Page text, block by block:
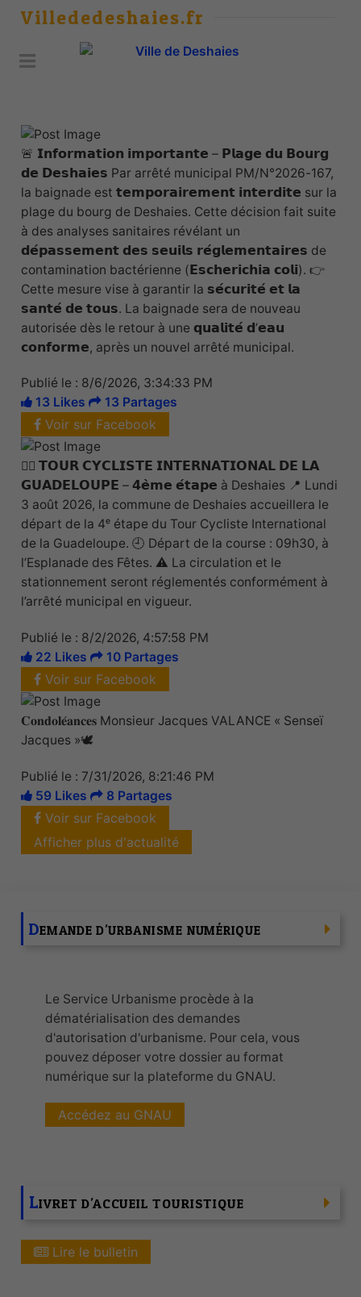
Villededeshaies.fr
🚨 𝗜𝗻𝗳𝗼𝗿𝗺𝗮𝘁𝗶𝗼𝗻 𝗶𝗺𝗽𝗼𝗿𝘁𝗮𝗻𝘁𝗲 – 𝗣𝗹𝗮𝗴𝗲 𝗱𝘂 𝗕𝗼𝘂𝗿𝗴
𝗱𝗲 𝗗𝗲𝘀𝗵𝗮𝗶𝗲𝘀 Par arrêté municipal PM/N°2026-167,
la baignade est 𝘁𝗲𝗺𝗽𝗼𝗿𝗮𝗶𝗿𝗲𝗺𝗲𝗻𝘁 𝗶𝗻𝘁𝗲𝗿𝗱𝗶𝘁𝗲 sur la
plage du bourg de Deshaies. Cette décision fait suite
à des analyses sanitaires révélant un
𝗱𝗲́𝗽𝗮𝘀𝘀𝗲𝗺𝗲𝗻𝘁 𝗱𝗲𝘀 𝘀𝗲𝘂𝗶𝗹𝘀 𝗿𝗲́𝗴𝗹𝗲𝗺𝗲𝗻𝘁𝗮𝗶𝗿𝗲𝘀 de
contamination bactérienne (𝗘𝘀𝗰𝗵𝗲𝗿𝗶𝗰𝗵𝗶𝗮 𝗰𝗼𝗹𝗶). 👉
Cette mesure vise à garantir la 𝘀𝗲́𝗰𝘂𝗿𝗶𝘁𝗲́ 𝗲𝘁 𝗹𝗮
𝘀𝗮𝗻𝘁𝗲́ 𝗱𝗲 𝘁𝗼𝘂𝘀. La baignade sera de nouveau
autorisée dès le retour à une 𝗾𝘂𝗮𝗹𝗶𝘁𝗲́ 𝗱’𝗲𝗮𝘂
𝗰𝗼𝗻𝗳𝗼𝗿𝗺𝗲, après un nouvel arrêté municipal.
Publié le : 8/6/2026, 3:34:33 PM
13 Likes
13 Partages
Voir sur Facebook
🚴‍♂️ 𝗧𝗢𝗨𝗥 𝗖𝗬𝗖𝗟𝗜𝗦𝗧𝗘 𝗜𝗡𝗧𝗘𝗥𝗡𝗔𝗧𝗜𝗢𝗡𝗔𝗟 𝗗𝗘 𝗟𝗔
𝗚𝗨𝗔𝗗𝗘𝗟𝗢𝗨𝗣𝗘 – 𝟰𝗲̀𝗺𝗲 𝗲́𝘁𝗮𝗽𝗲 à Deshaies 📍 Lundi
3 août 2026, la commune de Deshaies accueillera le
départ de la 4ᵉ étape du Tour Cycliste International
de la Guadeloupe. 🕘 Départ de la course : 09h30, à
l’Esplanade des Fêtes. ⚠️ La circulation et le
stationnement seront réglementés conformément à
l’arrêté municipal en vigueur.
Publié le : 8/2/2026, 4:57:58 PM
22 Likes
10 Partages
Voir sur Facebook
𝐂𝐨𝐧𝐝𝐨𝐥𝐞́𝐚𝐧𝐜𝐞𝐬 Monsieur Jacques VALANCE « Senseï
Jacques »🕊️
Publié le : 7/31/2026, 8:21:46 PM
59 Likes
8 Partages
Voir sur Facebook
Afficher plus d'actualité
DEMANDE D'URBANISME NUMÉRIQUE
Le Service Urbanisme procède à la
dématérialisation des demandes
d'autorisation d'urbanisme. Pour cela, vous
pouvez déposer votre dossier au format
numérique sur la plateforme du GNAU.
Accédez au GNAU
LIVRET D'ACCUEIL TOURISTIQUE
Lire le bulletin